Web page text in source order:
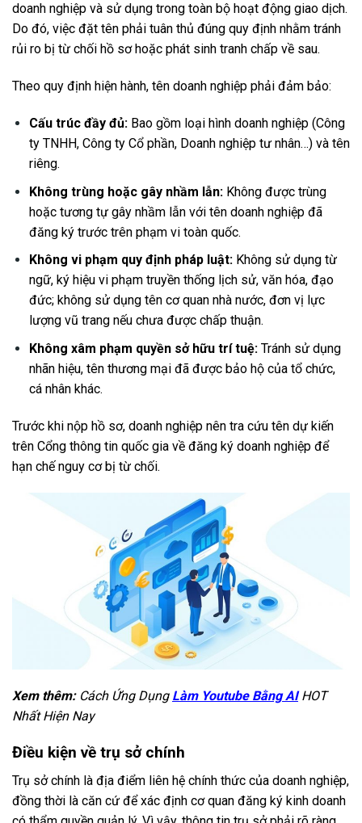
doanh nghiệp và sử dụng trong toàn bộ hoạt động giao dịch.
Do đó, việc đặt tên phải tuân thủ đúng quy định nhằm tránh
rủi ro bị từ chối hồ sơ hoặc phát sinh tranh chấp về sau.
Theo quy định hiện hành, tên doanh nghiệp phải đảm bảo:
Cấu trúc đầy đủ:Bao gồm loại hình doanh nghiệp (Công
ty TNHH, Công ty Cổ phần, Doanh nghiệp tư nhân…) và tên
riêng.
Không trùng hoặc gây nhầm lẫn:Không được trùng
hoặc tương tự gây nhầm lẫn với tên doanh nghiệp đã
đăng ký trước trên phạm vi toàn quốc.
Không vi phạm quy định pháp luật:Không sử dụng từ
ngữ, ký hiệu vi phạm truyền thống lịch sử, văn hóa, đạo
đức; không sử dụng tên cơ quan nhà nước, đơn vị lực
lượng vũ trang nếu chưa được chấp thuận.
Không xâm phạm quyền sở hữu trí tuệ:Tránh sử dụng
nhãn hiệu, tên thương mại đã được bảo hộ của tổ chức,
cá nhân khác.
Trước khi nộp hồ sơ, doanh nghiệp nên tra cứu tên dự kiến
trên Cổng thông tin quốc gia về đăng ký doanh nghiệp để
hạn chế nguy cơ bị từ chối.
Xem thêm: Cách Ứng Dụng Làm Youtube Bằng AIHOT
Nhất Hiện Nay
Điều kiện về trụ sở chính
Trụ sở chính là địa điểm liên hệ chính thức của doanh nghiệp,
đồng thời là căn cứ để xác định cơ quan đăng ký kinh doanh